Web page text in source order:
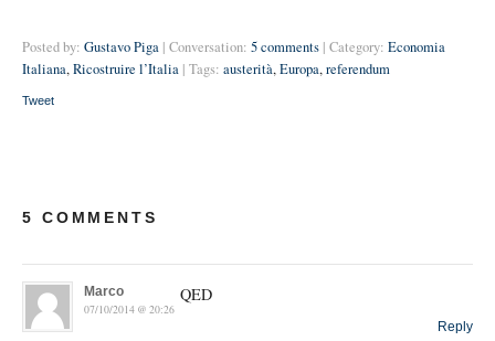
Posted by: Gustavo Piga | Conversation: 5 comments | Category: Economia
Italiana,Ricostruire l’Italia | Tags: austerità,Europa,referendum
Tweet
5 COMMENTS
Marco
07/10/2014 @ 20:26
QED
Reply